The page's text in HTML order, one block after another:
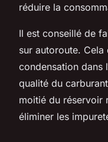
réduire la
Il est conseillé de
sur autoroute.
condensation dans
qualité du
moitié du réservoir
éliminer les